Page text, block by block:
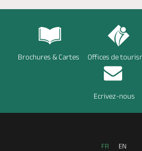
Brochures & Cartes Offices de
Ecrivez-nous
FR EN